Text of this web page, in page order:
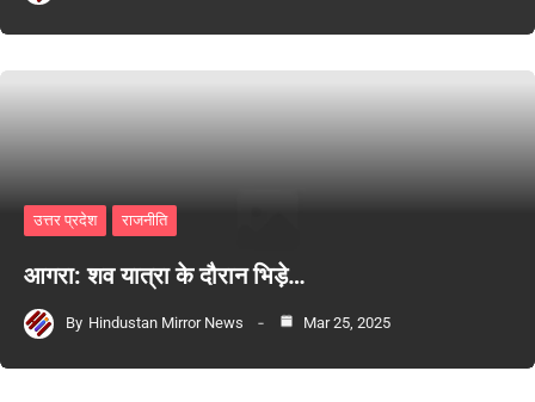
उत्तर प्रदेश राजनीति
आगरा: शव यात्रा के दौरान भिड़े…
By Hindustan Mirror News Mar 25, 2025